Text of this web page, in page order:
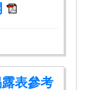
表參考